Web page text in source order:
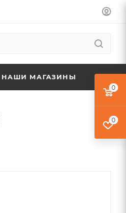
НАШИ МАГАЗИНЫ
0
0